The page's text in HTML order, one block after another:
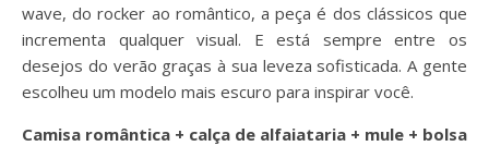
wave, do rocker ao romântico, a peça é dos clássicos que
incrementa qualquer visual. E está sempre entre os
desejos do verão graças à sua leveza sofisticada. A gente
escolheu um modelo mais escuro para inspirar você.
Camisa romântica + calça de alfaiataria + mule + bolsa